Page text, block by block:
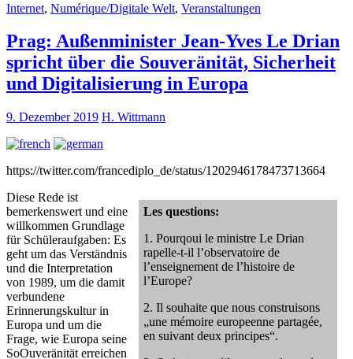
Internet, Numérique/Digitale Welt, Veranstaltungen
Prag: Außenminister Jean-Yves Le Drian
spricht über die Souveränität, Sicherheit
und Digitalisierung in Europa
9. Dezember 2019 H. Wittmann
https://twitter.com/francediplo_de/status/1202946178473713664
Les questions:
1. Pourqoui le ministre Le Drian
rapelle-t-il l’observatoire de
l’enseignement de l’histoire de
l’Europe?
2. Il souhaite que nous construisons
„une mémoire europeenne partagée,
en suivant deux principes“.
Diese Rede ist
bemerkenswert und eine
willkommen Grundlage
für Schüleraufgaben: Es
geht um das Verständnis
und die Interpretation
von 1989, um die damit
verbundene
Erinnerungskultur in
Europa und um die
Frage, wie Europa seine
SoOuveränität erreichen